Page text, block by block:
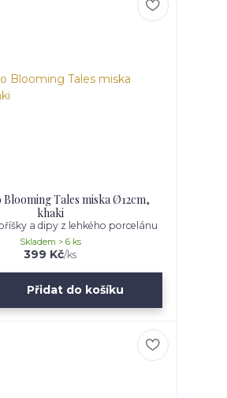
Blooming Tales miska Ø12cm,
khaki
a dipy z lehkého porcelánu
399 Kč/ks
Skladem > 6 ks
Přidat do košíku